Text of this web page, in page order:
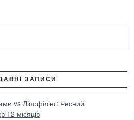
ПОСТ
ЗАПИСИ
vs Ліпофілінг: Чесний
12 місяців